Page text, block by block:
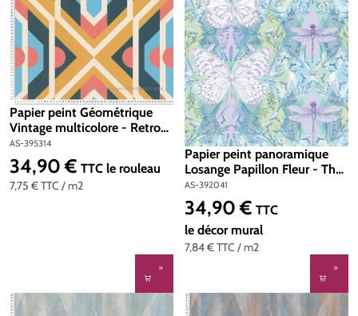
Papier peint Géométrique
Vintage multicolore - Retro
Chic d'A.S. Création | Réf. AS-
395314
AS-395314
7,75 €TTC / m2
Prix régulier :
34,90 € TTC le rouleau
Papier peint panoramique
Losange Papillon Fleur - The
Wall 2 d'A.S. Création | Réf.
AS-392041
AS-392041
7,84 €TTC / m2
Prix régulier :
34,90 € TTC
le décor mural